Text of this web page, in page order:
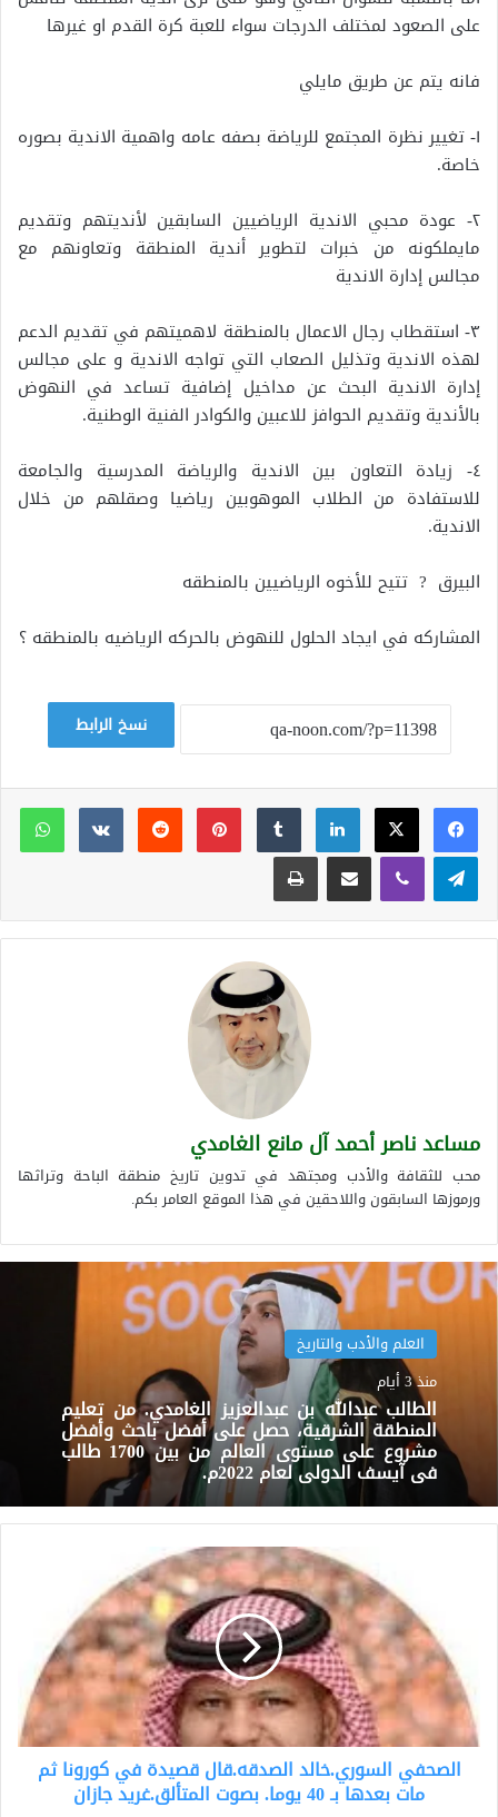
على الصعود لمختلف الدرجات سواء للعبة كرة القدم او غيرها
فانه يتم عن طريق مايلي
١- تغيير نظرة المجتمع للرياضة بصفه عامه واهمية الاندية بصوره
خاصة.
٢- عودة محبي الاندية الرياضيين السابقين لأنديتهم وتقديم
مايملكونه من خبرات لتطوير أندية المنطقة وتعاونهم مع
مجالس إدارة الاندية
٣- استقطاب رجال الاعمال بالمنطقة لاهميتهم في تقديم الدعم
لهذه الاندية وتذليل الصعاب التي تواجه الاندية و على مجالس
إدارة الاندية البحث عن مداخيل إضافية تساعد في النهوض
بالأندية وتقديم الحوافز للاعبين والكوادر الفنية الوطنية.
٤- زيادة التعاون بين الاندية والرياضة المدرسية والجامعة
للاستفادة من الطلاب الموهوبين رياضيا وصقلهم من خلال
الاندية.
البيرق ? تتيح للأخوه الرياضيين بالمنطقه
المشاركه في ايجاد الحلول للنهوض بالحركه الرياضيه بالمنطقه ؟
نسخ الرابط
لينكدإن ‏Tumblr بينتيريست
‏Reddit
‏VKontakte
تيلقرام ڤايبر مشاركة عبر البريد طباعة
مساعد ناصر أحمد آل مانع الغامدي
محب للثقافة والأدب ومجتهد في تدوين تاريخ منطقة الباحة وتراثها
ورموزها السابقون واللاحقين في هذا الموقع العامر بكم.
العلم والأدب والتاريخ
منذ 3 أيام
الطالب عبدالله بن عبدالعزيز الغامدي. من تعليم
المنطقة الشرقية، حصل على أفضل باحث وأفضل
مشروع على مستوى العالم من بين 1700 طالب
في آيسف الدولي لعام 2022م.
الصدقه.قال
كورونا
ثم
مات
بعدها
الصحفي السوري.خالد الصدقه.قال قصيدة في كورونا ثم
مات بعدها بـ 40 يوما. بصوت المتألق.غريد جازان